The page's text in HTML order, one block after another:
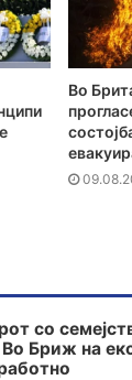
Во
со
Во Бриж на